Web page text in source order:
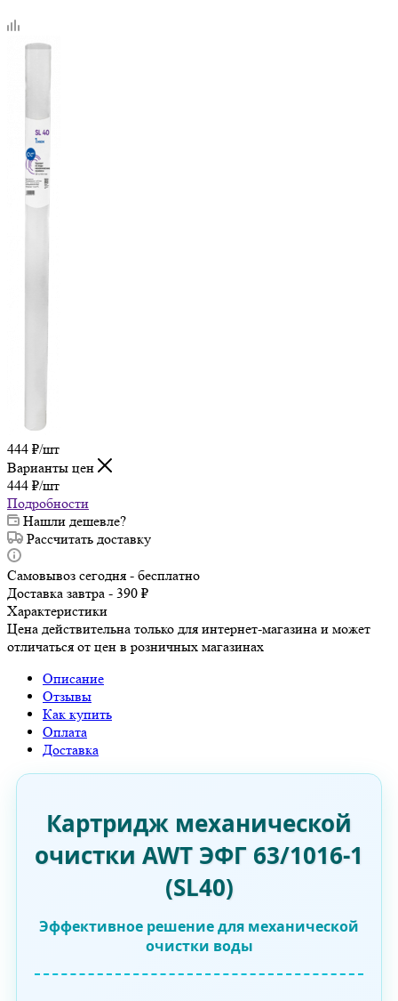
444 ₽/шт
Варианты цен
444 ₽/шт
Подробности
Нашли дешевле?
Рассчитать доставку
Самовывоз сегодня - бесплатно
Доставка завтра - 390 ₽
Характеристики
Цена действительна только для интернет-магазина и может
отличаться от цен в розничных магазинах
Описание
Отзывы
Как купить
Оплата
Доставка
Картридж механической
очистки AWT ЭФГ 63/1016-1
(SL40)
Эффективное решение для механической
очистки воды